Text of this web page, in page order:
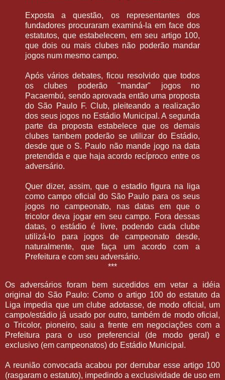
Exposta a questão, os representantes dos
fundadores procuraram examiná-la em face dos
estatutos, que estabelecem, em seu artigo 100,
que dois ou mais clubes não poderão mandar
jogos num mesmo campo.
Após vários debates, ficou resolvido que todos
os clubes poderão "mandar" jogos no
Pacaembú, sendo aprovada então uma proposta
do São Paulo F. Club, pleiteando a realização
dos seus jogos no Estádio Municipal. A segunda
parte da proposta estabelece que os demais
clubes tambem poderão se utilizar do Estádio,
desde que o S. Paulo não mande jogo na data
pretendida e que haja acordo recíproco entre os
adversário.
Quer dizer, assim, que o estadio figura na liga
como campo oficial do São Paulo para os seus
jogos no campeonato, nas datas em que o
tricolor deva jogar em seu campo. Fora dessas
datas, o estádio é livre, podendo cada clube
utilizá-lo para jogos de campeonato desde,
naturalmente, que faça um acordo com a
Prefeitura e com seu adversário.
***
Os adversários foram bem sucedidos em vetar a idéia
original do São Paulo: Como o artigo 100 do estatuto da
Liga impedia que um clube adotasse, de modo oficial, um
campo/estádio já usado por outro, também de modo oficial,
o Tricolor, pioneiro, saiu a frente em negociações com a
Prefeitura para o uso preferencial (de modo geral) e
exclusivo (em campeonatos) do Estádio Municipal.
A reunião convocada acabou por derrubar esse artigo 100
(rasgaram o estatuto), impedindo a exclusividade de uso em